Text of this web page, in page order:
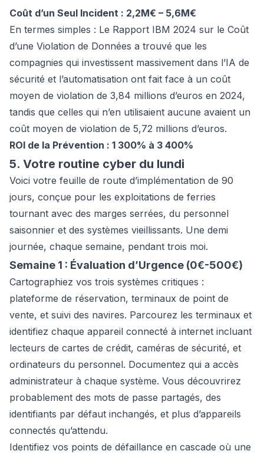
Coût d’un Seul Incident : 2,2M€ – 5,6M€
En termes simples : Le Rapport IBM 2024 sur le Coût
d’une Violation de Données a trouvé que les
compagnies qui investissent massivement dans l’IA de
sécurité et l’automatisation ont fait face à un coût
moyen de violation de 3,84 millions d’euros en 2024,
tandis que celles qui n’en utilisaient aucune avaient un
coût moyen de violation de 5,72 millions d’euros.
ROI de la Prévention : 1 300% à 3 400%
5. Votre routine cyber du lundi
Voici votre feuille de route d’implémentation de 90
jours, conçue pour les exploitations de ferries
tournant avec des marges serrées, du personnel
saisonnier et des systèmes vieillissants. Une demi
journée, chaque semaine, pendant trois moi.
Semaine 1 : Évaluation d’Urgence (0€-500€)
Cartographiez vos trois systèmes critiques :
plateforme de réservation, terminaux de point de
vente, et suivi des navires. Parcourez les terminaux et
identifiez chaque appareil connecté à internet incluant
lecteurs de cartes de crédit, caméras de sécurité, et
ordinateurs du personnel. Documentez qui a accès
administrateur à chaque système. Vous découvrirez
probablement des mots de passe partagés, des
identifiants par défaut inchangés, et plus d’appareils
connectés qu’attendu.
Identifiez vos points de défaillance en cascade où une